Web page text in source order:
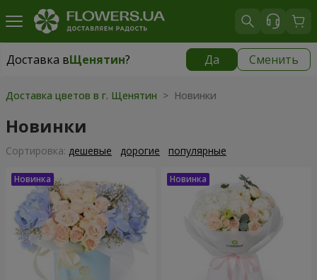
Доставка вЩенятин? Да Сменить
Доставка вЩенятин|
Доставка цветов в г. Щенятин > Новинки
Новинки
Cортировка: дешевые дорогие популярные